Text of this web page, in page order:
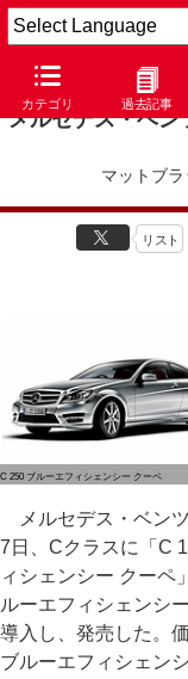
カテゴリ 過去記事
メルセデス・ベン
マットブ
リスト
C 250 ブルーエフィシェンシー クーペ
メルセデス・ベン
7日、Cクラスに「C
ィシェンシー クーペ
ルーエフィシェンシ
導入し、発売した。
ブルーエフィシェン